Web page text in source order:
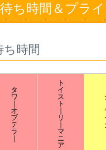
ち時間＆プラ
時間
タ
ワ
｜
オ
ブ
テ
ラ
｜
ト
イ
ス
ト
｜
リ
｜
マ
ニ
ア